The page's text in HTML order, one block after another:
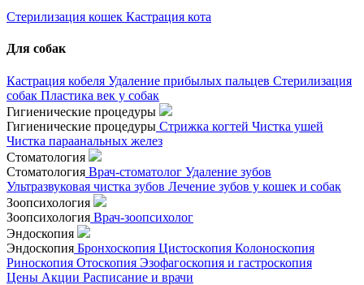
Стерилизация кошек Кастрация кота
Для собак
Кастрация кобеля Удаление прибылых пальцев Стерилизация
собак Пластика век у собак
Гигиенические процедуры
Гигиенические процедуры Стрижка когтей Чистка ушей
Чистка параанальных желез
Стоматология
Стоматология Врач-стоматолог Удаление зубов
Ультразвуковая чистка зубов Лечение зубов у кошек и собак
Зоопсихология
Зоопсихология Врач-зоопсихолог
Эндоскопия
Эндоскопия Бронхоскопия Цистоскопия Колоноскопия
Риноскопия Отоскопия Эзофагоскопия и гастроскопия
Цены Акции Расписание и врачи